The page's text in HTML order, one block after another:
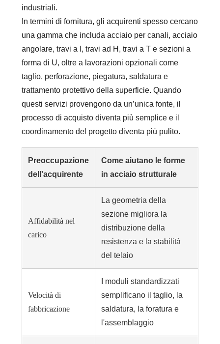
industriali.
In termini di fornitura, gli acquirenti spesso cercano
una gamma che includa acciaio per canali, acciaio
angolare, travi a I, travi ad H, travi a T e sezioni a
forma di U, oltre a lavorazioni opzionali come
taglio, perforazione, piegatura, saldatura e
trattamento protettivo della superficie. Quando
questi servizi provengono da un’unica fonte, il
processo di acquisto diventa più semplice e il
coordinamento del progetto diventa più pulito.
Preoccupazione
dell'acquirente
Come aiutano le forme
in acciaio strutturale
Affidabilità nel
carico
La geometria della
sezione migliora la
distribuzione della
resistenza e la stabilità
del telaio
Velocità di
fabbricazione
I moduli standardizzati
semplificano il taglio, la
saldatura, la foratura e
l'assemblaggio